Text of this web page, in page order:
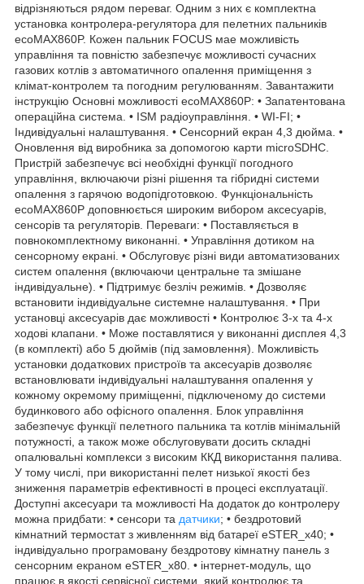
відрізняються рядом переваг. Одним з них є комплектна
установка контролера-регулятора для пелетних пальників
ecoMAX860P. Кожен пальник FOCUS мае можливість
управління та повністю забезпечує можливості сучасних
газових котлів з автоматичного опалення приміщення з
клімат-контролем та погодним регулюванням. Завантажити
інструкцію Основні можливості ecoMAX860P: • Запатентована
операційна система. • ISM радіоуправління. • WI-FI; •
Індивідуальні налаштування. • Сенсорний екран 4,3 дюйма. •
Оновлення від виробника за допомогою карти microSDHC.
Пристрій забезпечує всі необхідні функції погодного
управління, включаючи різні рішення та гібридні системи
опалення з гарячою водопідготовкою. Функціональність
ecoMAX860P доповнюється широким вибором аксесуарів,
сенсорів та регуляторів. Переваги: • Поставляється в
повнокомплектному виконанні. • Управління дотиком на
сенсорному екрані. • Обслуговує різні види автоматизованих
систем опалення (включаючи центральне та змішане
індивідуальне). • Підтримує безліч режимів. • Дозволяє
встановити індивідуальне системне налаштування. • При
установці аксесуарів дає можливості • Контролює 3-х та 4-х
ходові клапани. • Може поставлятися у виконанні дисплея 4,3
(в комплекті) або 5 дюймів (під замовлення). Можливість
установки додаткових пристроїв та аксесуарів дозволяє
встановлювати індивідуальні налаштування опалення у
кожному окремому приміщенні, підключеному до системи
будинкового або офісного опалення. Блок управління
забезпечує функції пелетного пальника та котлів мінімальній
потужності, а також може обслуговувати досить складні
опалювальні комплекси з високим ККД використання палива.
У тому числі, при використанні пелет низької якості без
зниження параметрів ефективності в процесі експлуатації.
Доступні аксесуари та можливості На додаток до контролеру
можна придбати: • сенсори та датчики; • бездротовий
кімнатний термостат з живленням від батареї eSTER_x40; •
індивідуально програмовану бездротову кімнатну панель з
сенсорним екраном eSTER_x80. • інтернет-модуль, що
працює в якості сервісної системи, який контролює та